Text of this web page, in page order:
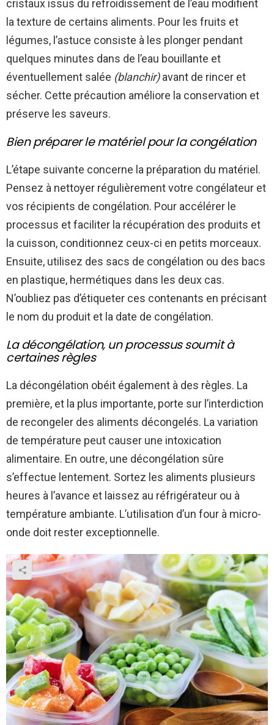
cristaux issus du refroidissement de l’eau modifient
la texture de certains aliments. Pour les fruits et
légumes, l’astuce consiste à les plonger pendant
quelques minutes dans de l’eau bouillante et
éventuellement salée (blanchir)avant de rincer et
sécher. Cette précaution améliore la conservation et
préserve les saveurs.
Bien préparer le matériel pour la congélation
L’étape suivante concerne la préparation du matériel.
Pensez à nettoyer régulièrement votre congélateur et
vos récipients de congélation. Pour accélérer le
processus et faciliter la récupération des produits et
la cuisson, conditionnez ceux-ci en petits morceaux.
Ensuite, utilisez des sacs de congélation ou des bacs
en plastique, hermétiques dans les deux cas.
N’oubliez pas d’étiqueter ces contenants en précisant
le nom du produit et la date de congélation.
La décongélation, un processus soumit à
certaines règles
La décongélation obéit également à des règles. La
première, et la plus importante, porte sur l’interdiction
de recongeler des aliments décongelés. La variation
de température peut causer une intoxication
alimentaire. En outre, une décongélation sûre
s’effectue lentement. Sortez les aliments plusieurs
heures à l’avance et laissez au réfrigérateur ou à
température ambiante. L’utilisation d’un four à micro-
onde doit rester exceptionnelle.